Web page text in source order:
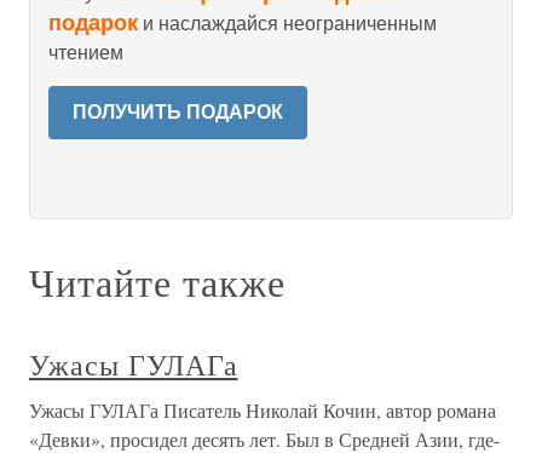
подарок и наслаждайся неограниченным
чтением
ПОЛУЧИТЬ ПОДАРОК
Читайте также
Ужасы ГУЛАГа
Ужасы ГУЛАГа Писатель Николай Кочин, автор романа
«Девки», просидел десять лет. Был в Средней Азии, где-